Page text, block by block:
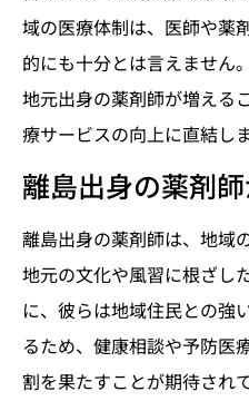
域の医療体制は、医師や薬
的にも十分とは言えません
地元出身の薬剤師が増える
療サービスの向上に直結しま
離島出身の薬剤
離島出身の薬剤師は、地域
地元の文化や風習に根ざし
に、彼らは地域住民との強
るため、健康相談や予防医
割を果たすことが期待され